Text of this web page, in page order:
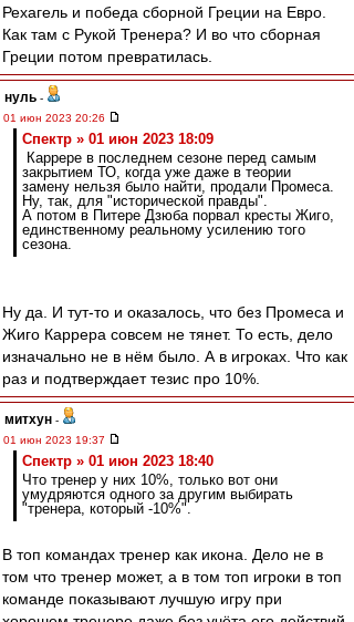
Рехагель и победа сборной Греции на Евро.
Как там с Рукой Тренера? И во что сборная
Греции потом превратилась.
нуль -
01 июн 2023 20:26
Спектр » 01 июн 2023 18:09
Каррере в последнем сезоне перед самым
закрытием ТО, когда уже даже в теории
замену нельзя было найти, продали Промеса.
Ну, так, для "исторической правды".
А потом в Питере Дзюба порвал кресты Жиго,
единственному реальному усилению того
сезона.
Ну да. И тут-то и оказалось, что без Промеса и
Жиго Каррера совсем не тянет. То есть, дело
изначально не в нём было. А в игроках. Что как
раз и подтверждает тезис про 10%.
митхун -
01 июн 2023 19:37
Спектр » 01 июн 2023 18:40
Что тренер у них 10%, только вот они
умудряются одного за другим выбирать
"тренера, который -10%".
В топ командах тренер как икона. Дело не в
том что тренер может, а в том топ игроки в топ
команде показывают лучшую игру при